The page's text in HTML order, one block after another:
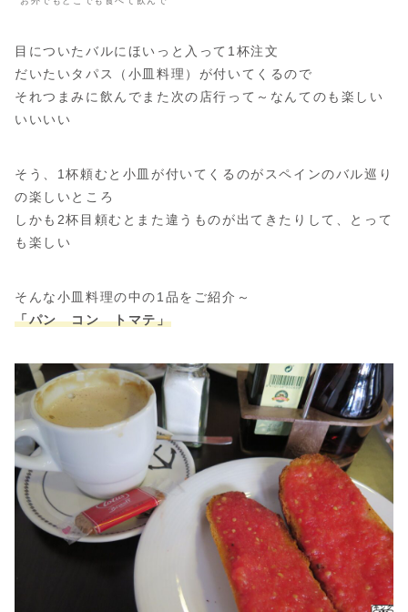
目についたバルにほいっと入って1杯注文
だいたいタパス（小皿料理）が付いてくるので
それつまみに飲んでまた次の店行って～なんてのも楽しい
いいいい
そう、1杯頼むと小皿が付いてくるのがスペインのバル巡り
の楽しいところ
しかも2杯目頼むとまた違うものが出てきたりして、とって
も楽しい
そんな小皿料理の中の1品をご紹介～
「パン コン トマテ」